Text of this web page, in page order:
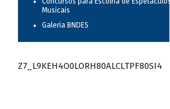
Musicais
Galeria BNDES
Z7_L9KEH4O0LORH80ALCLTPF80SI4